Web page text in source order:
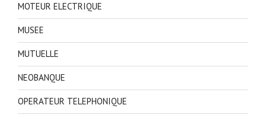
MOTEUR ELECTRIQUE
MUSEE
MUTUELLE
NEOBANQUE
OPERATEUR TELEPHONIQUE